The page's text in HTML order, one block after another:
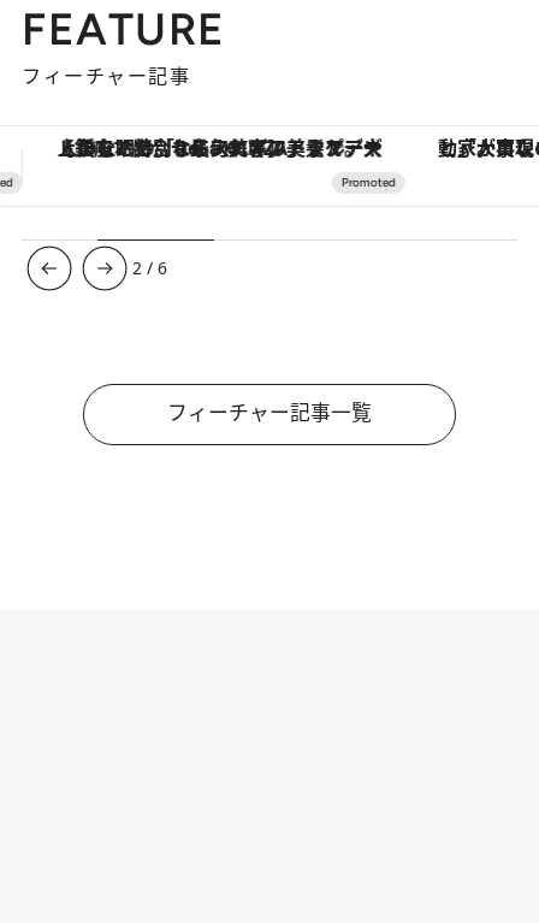
FEATURE
フィーチャー記事
「大事なのは地域の意識を変えること」。ロレックス賞受賞の自然保護活動家が実現させたナイジェリアの自然環境の復活
3 /6
フィーチャー記事一覧